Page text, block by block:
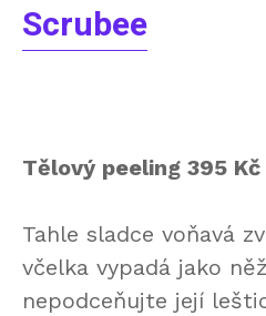
Scrubee
Tělový peeling 395
Tahle sladce voňavá
včelka vypadá jako
nepodceňujte její